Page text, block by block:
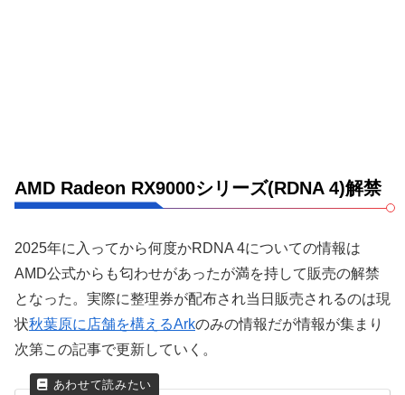
AMD Radeon RX9000シリーズ(RDNA 4)解禁
2025年に入ってから何度かRDNA 4についての情報は
AMD公式からも匂わせがあったが満を持して販売の解禁
となった。実際に整理券が配布され当日販売されるのは現
状秋葉原に店舗を構えるArkのみの情報だが情報が集まり
次第この記事で更新していく。